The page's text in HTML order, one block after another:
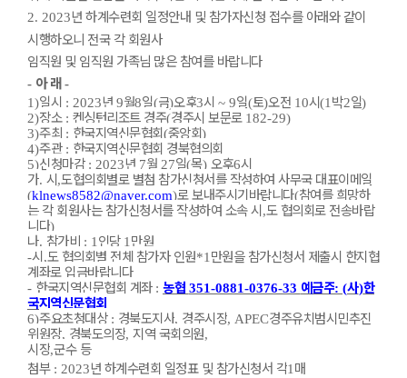
2. 2023년 하계수련회 일정안내 및 참가자신청 접수를 아래와 같이
시행하오니 전국 각 회원사
임직원 및 임직원 가족님 많은 참여를 바랍니다
- 아 래-
1)일시 : 2023년 9월8일(금)오후3시 ~ 9일(토)오전 10시(1 박2일)
2)장소 : 켄싱턴리조트 경주(경주시 보문로 182-29)
3)주최 : 한국지역신문협회(중앙회)
4)주관 : 한국지역신문협회 경북협의회
5)신청마감 : 2023년 7월 27일(목) 오후6시
가. 시,도협의회별로 별첨 참가신청서를 작성하여 사무국 대표이메일
(klnews8582@naver.com)로 보내주시기바랍니다(참여를 희망하
는 각 회원사는 참가신청서를 작성하여 소속 시,도 협의회로 전송바랍
니다)
나. 참가비 : 1 인당 1 만원
-시,도 협의회별 전체 참가자 인원*1 만원을 참가신청서 제출시 한지협
계좌로 입금바랍니다
- 한국지역신문협회 계좌 : 농협 351-0881-0376-33 예금주: (사)한
국지역신문협회
6)주요초청대상 : 경북도지사, 경주시장, APEC경주유치범시민추진
위원장, 경북도의장, 지역 국회의원,
시장,군수 등
첨부 : 2023년 하계수련회 일정표 및 참가신청서 각1 매